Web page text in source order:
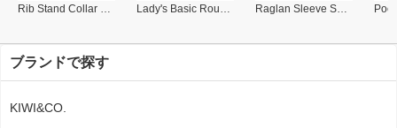
Rib Stand Collar Polo Lady's Basic Round Collar Polo Raglan Sleeve Sweat Shirt
ブランドで探す
KIWI&CO.